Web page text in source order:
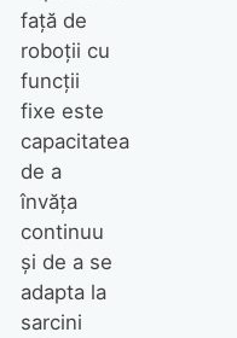
față de
roboții cu
funcții
fixe este
capacitatea
de a
învăța
continuu
și de a se
adapta la
sarcini